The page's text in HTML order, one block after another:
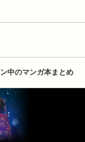
中のマンガ本まとめ